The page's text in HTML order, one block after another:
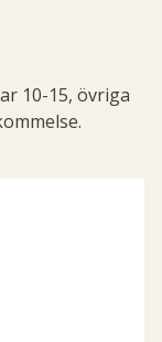
10-15, övriga